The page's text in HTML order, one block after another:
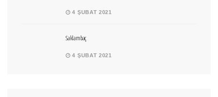
4 ŞUBAT 2021
Saklambaç
4 ŞUBAT 2021